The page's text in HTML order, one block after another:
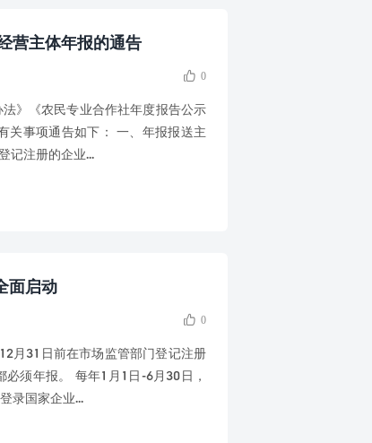
营主体年报的通告
 0
》《农民专业合作社年度报告公示
关事项通告如下： 一、年报报送主
记注册的企业...
面启动
 0
月31日前在市场监管部门登记注册
须年报。 每年1月1日-6月30日，
录国家企业...